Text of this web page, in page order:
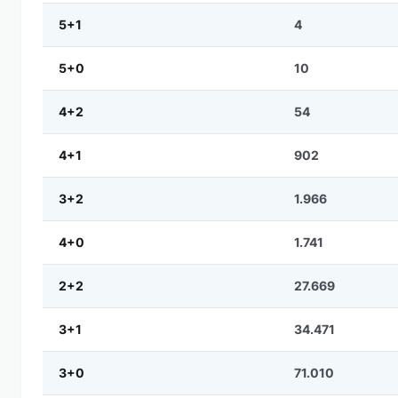
5+1 4
5+0 10
4+2 54
4+1 902
3+2 1.966
4+0 1.741
2+2 27.669
3+1 34.471
3+0 71.010